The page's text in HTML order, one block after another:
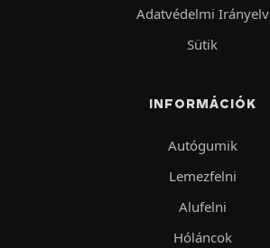
Adatvédelmi Irányelv
Sütik
INFORMÁCIÓK
Autógumik
Lemezfelni
Alufelni
Hóláncok